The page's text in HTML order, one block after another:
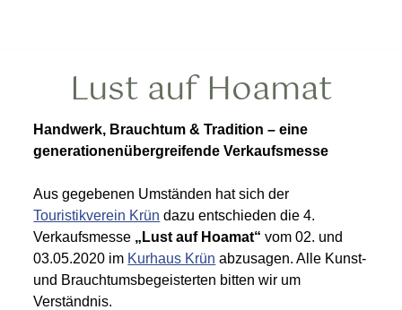
Lust auf Hoamat
Handwerk, Brauchtum & Tradition – eine
generationenübergreifende Verkaufsmesse
Aus gegebenen Umständen hat sich der
Touristikverein Krün dazu entschieden die 4.
Verkaufsmesse „Lust auf Hoamat“ vom 02. und
03.05.2020 im Kurhaus Krün abzusagen. Alle Kunst-
und Brauchtumsbegeisterten bitten wir um
Verständnis.